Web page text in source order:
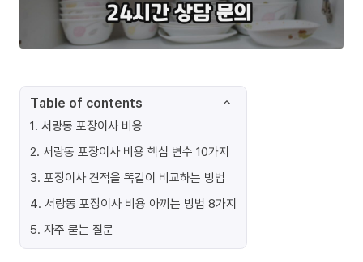
Table of contents
1. 서랑동 포장이사 비용
2. 서랑동 포장이사 비용 핵심 변수 10가지
3. 포장이사 견적을 똑같이 비교하는 방법
4. 서랑동 포장이사 비용 아끼는 방법 8가지
5. 자주 묻는 질문